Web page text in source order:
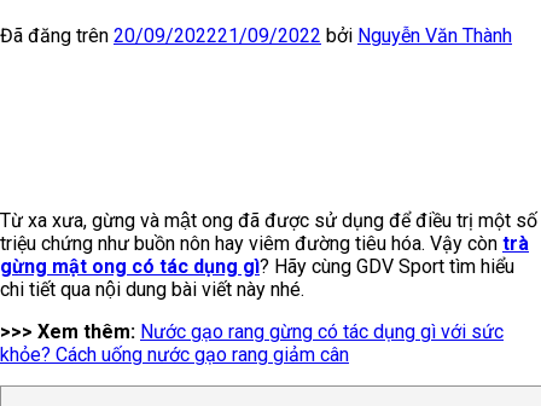
Đã đăng trên 20/09/202221/09/2022 bởi Nguyễn Văn Thành
Từ xa xưa, gừng và mật ong đã được sử dụng để điều trị một số
triệu chứng như buồn nôn hay viêm đường tiêu hóa. Vậy còn trà
gừng mật ong có tác dụng gì? Hãy cùng GDV Sport tìm hiểu
chi tiết qua nội dung bài viết này nhé.
>>> Xem thêm: Nước gạo rang gừng có tác dụng gì với sức
khỏe? Cách uống nước gạo rang giảm cân